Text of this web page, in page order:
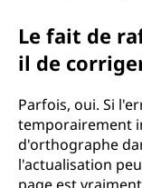
Le fait de
il de
Parfois, oui. Si
temporairement
d'orthographe
l'actualisation